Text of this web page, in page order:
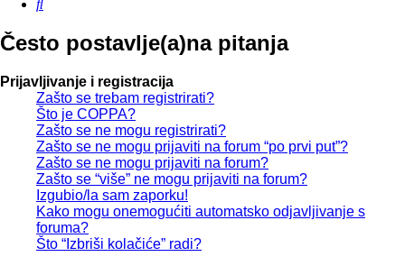
Pretražnik
Često postavlje(a)na pitanja
Prijavljivanje i registracija
Zašto se trebam registrirati?
Što je COPPA?
Zašto se ne mogu registrirati?
Zašto se ne mogu prijaviti na forum “po prvi put”?
Zašto se ne mogu prijaviti na forum?
Zašto se “više” ne mogu prijaviti na forum?
Izgubio/la sam zaporku!
Kako mogu onemogućiti automatsko odjavljivanje s
foruma?
Što “Izbriši kolačiće” radi?